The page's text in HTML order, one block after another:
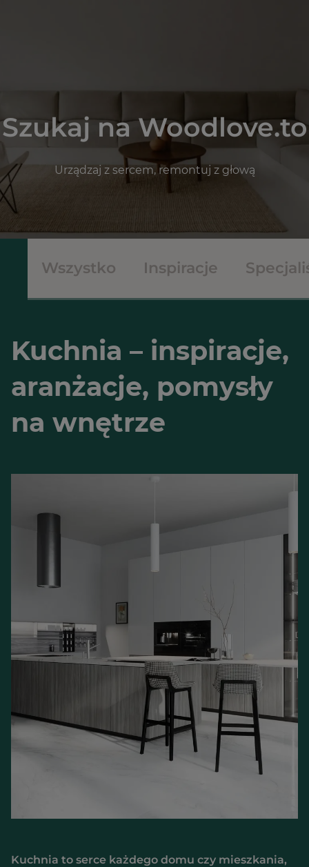
Szukaj na Woodlove.to
Urządzaj z sercem, remontuj z głową
Wszystko Inspiracje
Kuchnia – inspiracje,
aranżacje, pomysły
na wnętrze
Kuchnia to serce każdego domu czy mieszkania,